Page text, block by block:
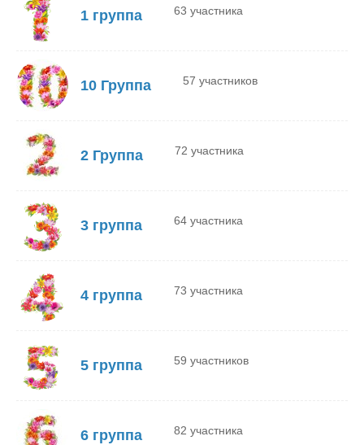
1 группа 63 участника
10 Группа 57 участников
2 Группа 72 участника
3 группа 64 участника
4 группа 73 участника
5 группа 59 участников
6 группа 82 участника